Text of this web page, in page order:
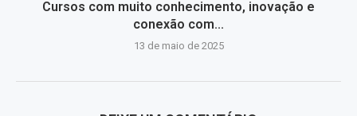
Cursos com muito conhecimento, inovação e
conexão com...
13 de maio de 2025